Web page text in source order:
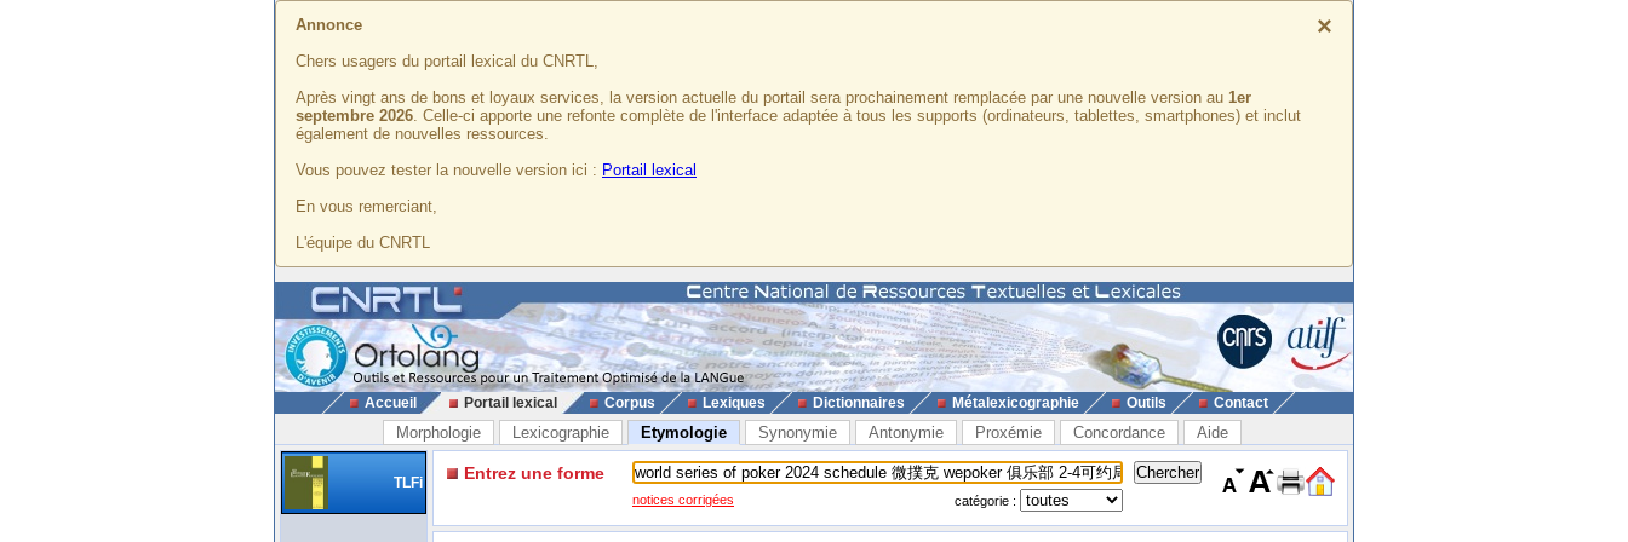
×
Annonce
Chers usagers du portail lexical du CNRTL,
Après vingt ans de bons et loyaux services, la version actuelle du portail sera prochainement remplacée par une nouvelle version au 1er
septembre 2026. Celle-ci apporte une refonte complète de l'interface adaptée à tous les supports (ordinateurs, tablettes, smartphones) et inclut
également de nouvelles ressources.
Vous pouvez tester la nouvelle version ici : Portail lexical
En vous remerciant,
L'équipe du CNRTL
Accueil Portail lexical Corpus Lexiques Dictionnaires Métalexicographie Outils Contact
Morphologie Lexicographie Etymologie Synonymie Antonymie Proxémie Concordance Aide
TLFi Entrez une forme
notices corrigées catégorie :